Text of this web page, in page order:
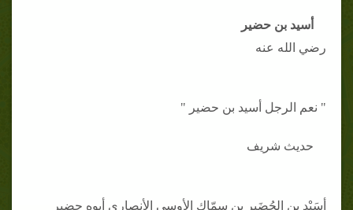
أسيد بن حضير
رضي الله عنه
" نعم الرجل أسيد بن حضير "
حديث شريف
أسَيْد بن الحُضَير بن سمّاك الأوسي الأنصاري أبوه حضير